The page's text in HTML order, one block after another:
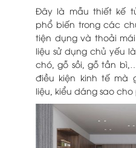
Đây là mẫu thiết kế
phổ biến trong các
tiện dụng và thoải
liệu sử dụng chủ yếu
chó, gỗ sồi, gỗ tần
điều kiện kinh tế mà
liệu, kiểu dáng sao cho